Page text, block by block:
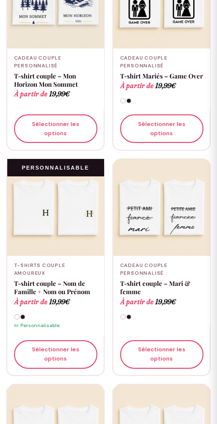
CADEAU COUPLE
PERSONNALISÉ
T-shirt couple – Mon
Horizon Mon Sommet
À partir de19,99€
Sélectionner les
options
CADEAU COUPLE
PERSONNALISÉ
T-shirt Mariés – Game Over
À partir de19,99€
Sélectionner les
options
PERSONNALISABLE
T-SHIRTS COUPLE
AMOUREUX
T-shirt couple – Nom de
Famille + Nom ou Prénom
À partir de19,99€
✏️ Personnalisable
Sélectionner les
options
CADEAU COUPLE
PERSONNALISÉ
T-shirt couple – Mari &
femme
À partir de19,99€
Sélectionner les
options